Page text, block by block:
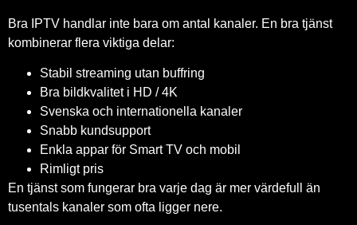
Bra IPTV handlar inte bara om antal kanaler. En bra tjänst
kombinerar flera viktiga delar:
Stabil streaming utan buffring
Bra bildkvalitet i HD / 4K
Svenska och internationella kanaler
Snabb kundsupport
Enkla appar för Smart TV och mobil
Rimligt pris
En tjänst som fungerar bra varje dag är mer värdefull än
tusentals kanaler som ofta ligger nere.